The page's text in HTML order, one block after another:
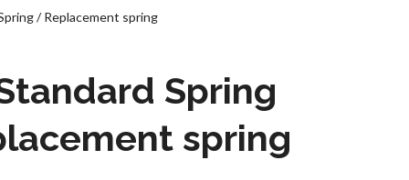
/ Replacement spring
Spring
spring